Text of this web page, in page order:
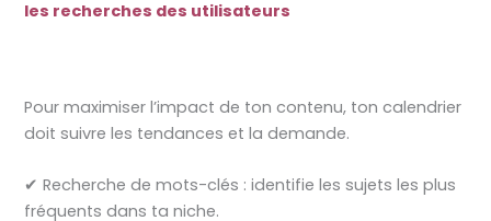
les recherches des utilisateurs
Pour maximiser l’impact de ton contenu, ton calendrier
doit suivre les tendances et la demande.
✔ Recherche de mots-clés : identifie les sujets les plus
fréquents dans ta niche.